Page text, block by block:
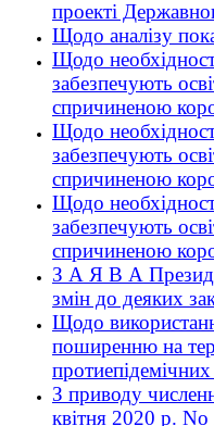
проекті
Щодо аналізу
Щодо
забезпечують
спричиненою
Щодо
забезпечують
спричиненою
Щодо
забезпечують
спричиненою
З А Я В А
змін до деяких
Щодо
поширенню на
протиепідемічних
З приводу
квітня 2020 р.